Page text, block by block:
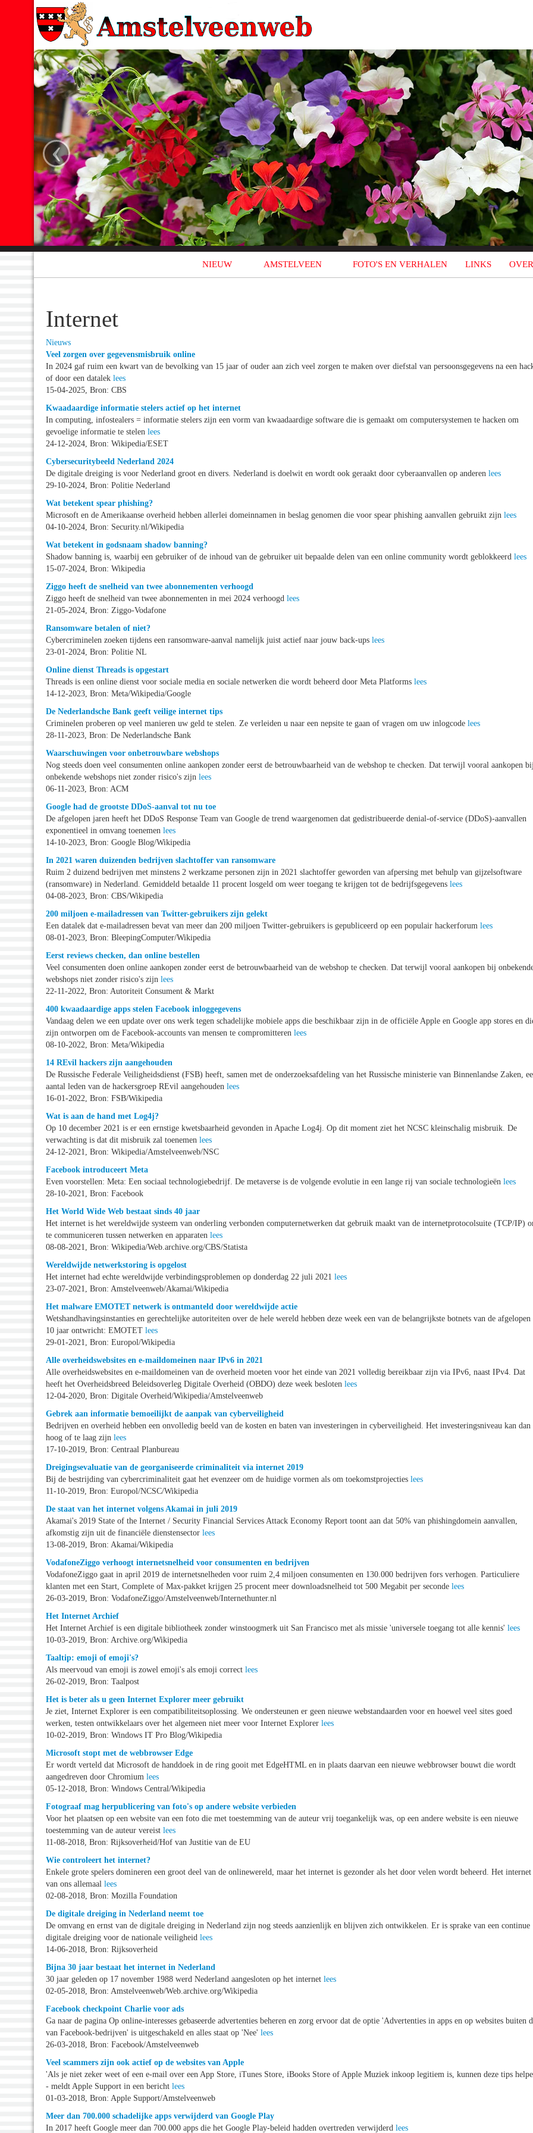
‹
NIEUW AMSTELVEEN FOTO'S EN VERHALEN LINKS
Internet
Nieuws
Veel zorgen over gegevensmisbruik online
In 2024 gaf ruim een kwart van de bevolking van 15 jaar of ouder aan zich veel zorgen te maken over diefstal van persoonsgegevens na een
of door een datalek lees
15-04-2025, Bron: CBS
Kwaadaardige informatie stelers actief op het internet
In computing, infostealers = informatie stelers zijn een vorm van kwaadaardige software die is gemaakt om computersystemen te hacken om
gevoelige informatie te stelen lees
24-12-2024, Bron: Wikipedia/ESET
Cybersecuritybeeld Nederland 2024
De digitale dreiging is voor Nederland groot en divers. Nederland is doelwit en wordt ook geraakt door cyberaanvallen op anderen lees
29-10-2024, Bron: Politie Nederland
Wat betekent spear phishing?
Microsoft en de Amerikaanse overheid hebben allerlei domeinnamen in beslag genomen die voor spear phishing aanvallen gebruikt zijn lees
04-10-2024, Bron: Security.nl/Wikipedia
Wat betekent in godsnaam shadow banning?
Shadow banning is, waarbij een gebruiker of de inhoud van de gebruiker uit bepaalde delen van een online community wordt geblokkeerd lees
15-07-2024, Bron: Wikipedia
Ziggo heeft de snelheid van twee abonnementen verhoogd
Ziggo heeft de snelheid van twee abonnementen in mei 2024 verhoogd lees
21-05-2024, Bron: Ziggo-Vodafone
Ransomware betalen of niet?
Cybercriminelen zoeken tijdens een ransomware-aanval namelijk juist actief naar jouw back-ups lees
23-01-2024, Bron: Politie NL
Online dienst Threads is opgestart
Threads is een online dienst voor sociale media en sociale netwerken die wordt beheerd door Meta Platforms lees
14-12-2023, Bron: Meta/Wikipedia/Google
De Nederlandsche Bank geeft veilige internet tips
Criminelen proberen op veel manieren uw geld te stelen. Ze verleiden u naar een nepsite te gaan of vragen om uw inlogcode lees
28-11-2023, Bron: De Nederlandsche Bank
Waarschuwingen voor onbetrouwbare webshops
Nog steeds doen veel consumenten online aankopen zonder eerst de betrouwbaarheid van de webshop te checken. Dat terwijl vooral aankopen
onbekende webshops niet zonder risico's zijn lees
06-11-2023, Bron: ACM
Google had de grootste DDoS-aanval tot nu toe
De afgelopen jaren heeft het DDoS Response Team van Google de trend waargenomen dat gedistribueerde denial-of-service (DDoS)-aanvallen
exponentieel in omvang toenemen lees
14-10-2023, Bron: Google Blog/Wikipedia
In 2021 waren duizenden bedrijven slachtoffer van ransomware
Ruim 2 duizend bedrijven met minstens 2 werkzame personen zijn in 2021 slachtoffer geworden van afpersing met behulp van gijzelsoftware
(ransomware) in Nederland. Gemiddeld betaalde 11 procent losgeld om weer toegang te krijgen tot de bedrijfsgegevens lees
04-08-2023, Bron: CBS/Wikipedia
200 miljoen e-mailadressen van Twitter-gebruikers zijn gelekt
Een datalek dat e-mailadressen bevat van meer dan 200 miljoen Twitter-gebruikers is gepubliceerd op een populair hackerforum lees
08-01-2023, Bron: BleepingComputer/Wikipedia
Eerst reviews checken, dan online bestellen
Veel consumenten doen online aankopen zonder eerst de betrouwbaarheid van de webshop te checken. Dat terwijl vooral aankopen bij
webshops niet zonder risico's zijn lees
22-11-2022, Bron: Autoriteit Consument & Markt
400 kwaadaardige apps stelen Facebook inloggegevens
Vandaag delen we een update over ons werk tegen schadelijke mobiele apps die beschikbaar zijn in de officiële Apple en Google app stores en
zijn ontworpen om de Facebook-accounts van mensen te compromitteren lees
08-10-2022, Bron: Meta/Wikipedia
14 REvil hackers zijn aangehouden
De Russische Federale Veiligheidsdienst (FSB) heeft, samen met de onderzoeksafdeling van het Russische ministerie van Binnenlandse Zaken,
aantal leden van de hackersgroep REvil aangehouden lees
16-01-2022, Bron: FSB/Wikipedia
Wat is aan de hand met Log4j?
Op 10 december 2021 is er een ernstige kwetsbaarheid gevonden in Apache Log4j. Op dit moment ziet het NCSC kleinschalig misbruik. De
verwachting is dat dit misbruik zal toenemen lees
24-12-2021, Bron: Wikipedia/Amstelveenweb/NSC
Facebook introduceert Meta
Even voorstellen: Meta: Een sociaal technologiebedrijf. De metaverse is de volgende evolutie in een lange rij van sociale technologieën lees
28-10-2021, Bron: Facebook
Het World Wide Web bestaat sinds 40 jaar
Het internet is het wereldwijde systeem van onderling verbonden computernetwerken dat gebruik maakt van de internetprotocolsuite (TCP/IP)
te communiceren tussen netwerken en apparaten lees
08-08-2021, Bron: Wikipedia/Web.archive.org/CBS/Statista
Wereldwijde netwerkstoring is opgelost
Het internet had echte wereldwijde verbindingsproblemen op donderdag 22 juli 2021 lees
23-07-2021, Bron: Amstelveenweb/Akamai/Wikipedia
Het malware EMOTET netwerk is ontmanteld door wereldwijde actie
Wetshandhavingsinstanties en gerechtelijke autoriteiten over de hele wereld hebben deze week een van de belangrijkste botnets van de afgelopen
10 jaar ontwricht: EMOTET lees
29-01-2021, Bron: Europol/Wikipedia
Alle overheidswebsites en e-maildomeinen naar IPv6 in 2021
Alle overheidswebsites en e-maildomeinen van de overheid moeten voor het einde van 2021 volledig bereikbaar zijn via IPv6, naast IPv4. Dat
heeft het Overheidsbreed Beleidsoverleg Digitale Overheid (OBDO) deze week besloten lees
12-04-2020, Bron: Digitale Overheid/Wikipedia/Amstelveenweb
Gebrek aan informatie bemoeilijkt de aanpak van cyberveiligheid
Bedrijven en overheid hebben een onvolledig beeld van de kosten en baten van investeringen in cyberveiligheid. Het investeringsniveau kan dan
hoog of te laag zijn lees
17-10-2019, Bron: Centraal Planbureau
Dreigingsevaluatie van de georganiseerde criminaliteit via internet 2019
Bij de bestrijding van cybercriminaliteit gaat het evenzeer om de huidige vormen als om toekomstprojecties lees
11-10-2019, Bron: Europol/NCSC/Wikipedia
De staat van het internet volgens Akamai in juli 2019
Akamai's 2019 State of the Internet / Security Financial Services Attack Economy Report toont aan dat 50% van phishingdomein aanvallen,
afkomstig zijn uit de financiële dienstensector lees
13-08-2019, Bron: Akamai/Wikipedia
VodafoneZiggo verhoogt internetsnelheid voor consumenten en bedrijven
VodafoneZiggo gaat in april 2019 de internetsnelheden voor ruim 2,4 miljoen consumenten en 130.000 bedrijven fors verhogen. Particuliere
klanten met een Start, Complete of Max-pakket krijgen 25 procent meer downloadsnelheid tot 500 Megabit per seconde lees
26-03-2019, Bron: VodafoneZiggo/Amstelveenweb/Internethunter.nl
Het Internet Archief
Het Internet Archief is een digitale bibliotheek zonder winstoogmerk uit San Francisco met als missie 'universele toegang tot alle kennis' lees
10-03-2019, Bron: Archive.org/Wikipedia
Taaltip: emoji of emoji's?
Als meervoud van emoji is zowel emoji's als emoji correct lees
26-02-2019, Bron: Taalpost
Het is beter als u geen Internet Explorer meer gebruikt
Je ziet, Internet Explorer is een compatibiliteitsoplossing. We ondersteunen er geen nieuwe webstandaarden voor en hoewel veel sites goed
werken, testen ontwikkelaars over het algemeen niet meer voor Internet Explorer lees
10-02-2019, Bron: Windows IT Pro Blog/Wikipedia
Microsoft stopt met de webbrowser Edge
Er wordt verteld dat Microsoft de handdoek in de ring gooit met EdgeHTML en in plaats daarvan een nieuwe webbrowser bouwt die wordt
aangedreven door Chromium lees
05-12-2018, Bron: Windows Central/Wikipedia
Fotograaf mag herpublicering van foto's op andere website verbieden
Voor het plaatsen op een website van een foto die met toestemming van de auteur vrij toegankelijk was, op een andere website is een nieuwe
toestemming van de auteur vereist lees
11-08-2018, Bron: Rijksoverheid/Hof van Justitie van de EU
Wie controleert het internet?
Enkele grote spelers domineren een groot deel van de onlinewereld, maar het internet is gezonder als het door velen wordt beheerd. Het internet
van ons allemaal lees
02-08-2018, Bron: Mozilla Foundation
De digitale dreiging in Nederland neemt toe
De omvang en ernst van de digitale dreiging in Nederland zijn nog steeds aanzienlijk en blijven zich ontwikkelen. Er is sprake van een continue
digitale dreiging voor de nationale veiligheid lees
14-06-2018, Bron: Rijksoverheid
Bijna 30 jaar bestaat het internet in Nederland
30 jaar geleden op 17 november 1988 werd Nederland aangesloten op het internet lees
02-05-2018, Bron: Amstelveenweb/Web.archive.org/Wikipedia
Facebook checkpoint Charlie voor ads
Ga naar de pagina Op online-interesses gebaseerde advertenties beheren en zorg ervoor dat de optie 'Advertenties in apps en op websites buiten
van Facebook-bedrijven' is uitgeschakeld en alles staat op 'Nee' lees
26-03-2018, Bron: Facebook/Amstelveenweb
Veel scammers zijn ook actief op de websites van Apple
'Als je niet zeker weet of een e-mail over een App Store, iTunes Store, iBooks Store of Apple Muziek inkoop legitiem is, kunnen deze tips
- meldt Apple Support in een bericht lees
01-03-2018, Bron: Apple Support/Amstelveenweb
Meer dan 700.000 schadelijke apps verwijderd van Google Play
In 2017 heeft Google meer dan 700.000 apps die het Google Play-beleid hadden overtreden verwijderd lees